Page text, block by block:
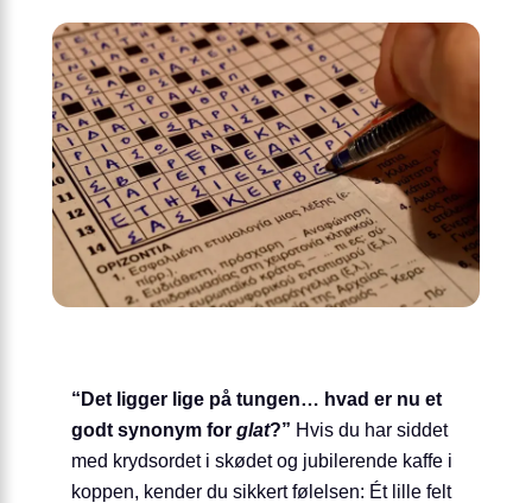
“Det ligger lige på tungen… hvad er nu et
godt synonym for glat?” Hvis du har siddet
med krydsordet i skødet og jubilerende kaffe i
koppen, kender du sikkert følelsen: Ét lille felt